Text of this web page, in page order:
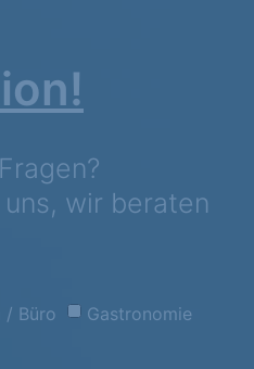
wir beraten
/ Büro
Gastronomie